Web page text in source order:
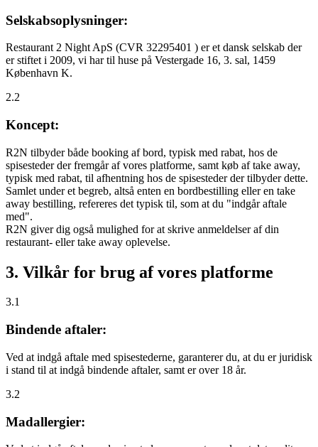
Selskabsoplysninger:
Restaurant 2 Night ApS (CVR 32295401 ) er et dansk selskab der
er stiftet i 2009, vi har til huse på Vestergade 16, 3. sal, 1459
København K.
2.2
Koncept:
R2N tilbyder både booking af bord, typisk med rabat, hos de
spisesteder der fremgår af vores platforme, samt køb af take away,
typisk med rabat, til afhentning hos de spisesteder der tilbyder dette.
Samlet under et begreb, altså enten en bordbestilling eller en take
away bestilling, refereres det typisk til, som at du "indgår aftale
med".
R2N giver dig også mulighed for at skrive anmeldelser af din
restaurant- eller take away oplevelse.
3. Vilkår for brug af vores platforme
3.1
Bindende aftaler:
Ved at indgå aftale med spisestederne, garanterer du, at du er juridisk
i stand til at indgå bindende aftaler, samt er over 18 år.
3.2
Madallergier: